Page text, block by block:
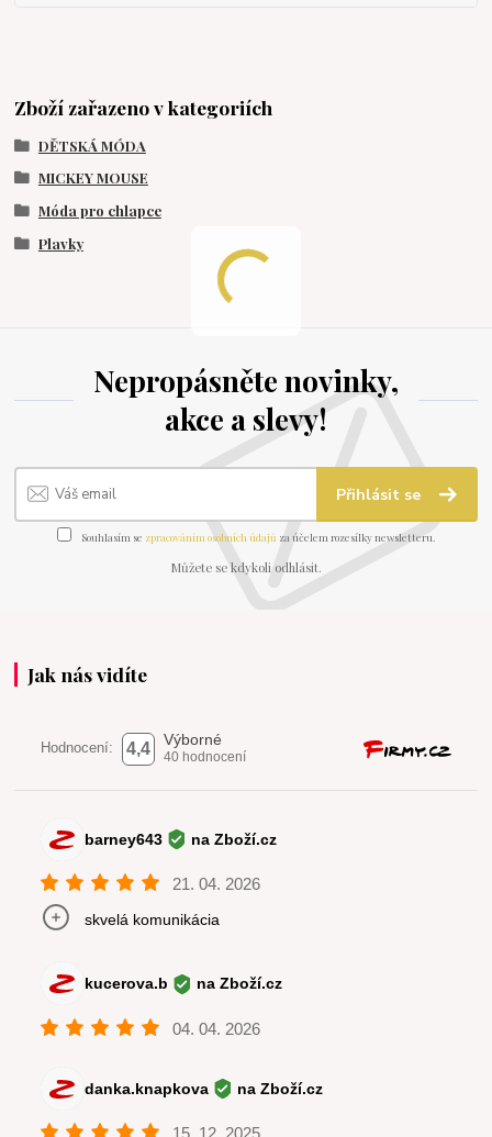
Zboží zařazeno v kategoriích
DĚTSKÁ MÓDA
MICKEY MOUSE
Móda pro chlapce
Plavky
Nepropásněte novinky,
akce a slevy!
Přihlásit se
Souhlasím se zpracováním osobních údajů za účelem rozesílky newsletteru.
Můžete se kdykoli odhlásit.
Jak nás vidíte